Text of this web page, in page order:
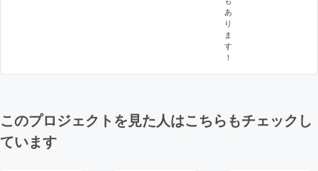
あ
り
ま
す
！
このプロジェクトを見た人はこちらもチェックし
ています